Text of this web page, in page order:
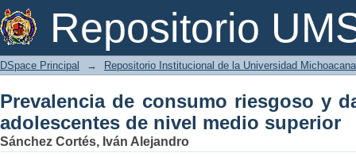
Repositorio
Prevalencia de consumo riesgoso y
medio superior
DSpace Principal → Repositorio Institucional de la Universidad
Prevalencia de consumo riesgoso y
adolescentes de nivel medio superior
Sánchez Cortés, Iván Alejandro